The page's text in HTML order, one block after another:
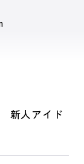
新人アイド